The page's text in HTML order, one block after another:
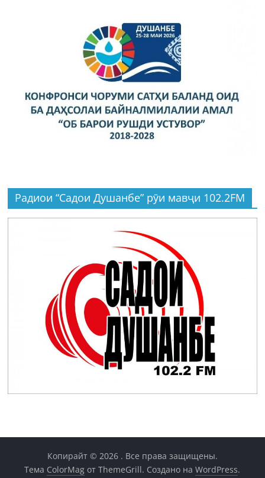
Радиои “Садои Душанбе” рӯи мавҷи 102.2FM
Копирайт © 2026 . Все права защищены.
Тема ColorMag от ThemeGrill. Создано наWordPress.